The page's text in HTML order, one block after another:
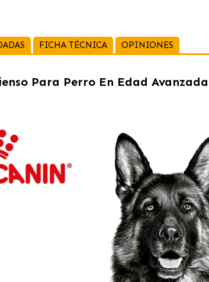
FICHA TÉCNICA OPINIONES
Para Perro En Edad